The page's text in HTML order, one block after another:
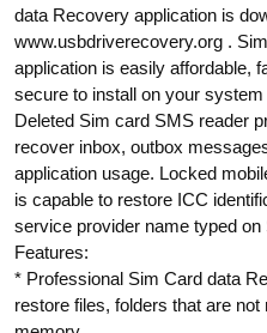
data Recovery application is
www.usbdriverecovery.org .
application is easily affordable,
secure to install on your
Deleted Sim card SMS reader
recover inbox, outbox
application usage. Locked
is capable to restore ICC
service provider name typed
Features:
* Professional Sim Card data
restore files, folders that are